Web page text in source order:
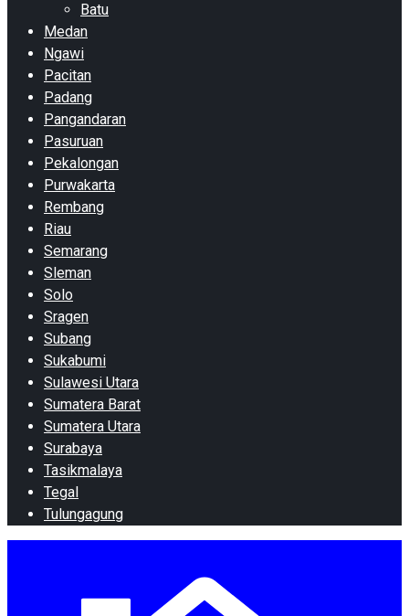
Batu
Medan
Ngawi
Pacitan
Padang
Pangandaran
Pasuruan
Pekalongan
Purwakarta
Rembang
Riau
Semarang
Sleman
Solo
Sragen
Subang
Sukabumi
Sulawesi Utara
Sumatera Barat
Sumatera Utara
Surabaya
Tasikmalaya
Tegal
Tulungagung